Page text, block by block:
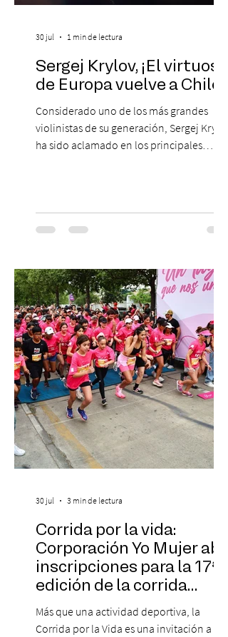
Sergej Krylov, ¡El virtuoso
de Europa vuelve a Chile!
Considerado uno de los más grandes
violinistas de su generación, Sergej Krylov
ha sido aclamado en los principales
escenario del Teatro CA660 para
protagonizar una velada extraordinaria
Las Cuatro Estaciones de Antonio Vivaldi y
Las Cuatro Estaciones Porteñas de Astor
Piazzolla. Déja
30 jul 1 min de lectura
Corrida por la vida:
Corporación Yo Mujer abre
inscripciones para la 17ª
edición de la corrida
solidaria
Más que una actividad deportiva, la
Corrida por la Vida es una invitación a
30 jul 3 min de lectura